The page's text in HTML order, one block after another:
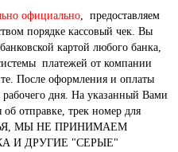
официально, предоставляем
порядке кассовый чек. Вы
картой любого банка,
платежей от компании
После оформления и оплаты
рабочего дня. На указанный Вами
отправке, трек номер для
МЫ НЕ ПРИНИМАЕМ
И ДРУГИЕ "СЕРЫЕ"